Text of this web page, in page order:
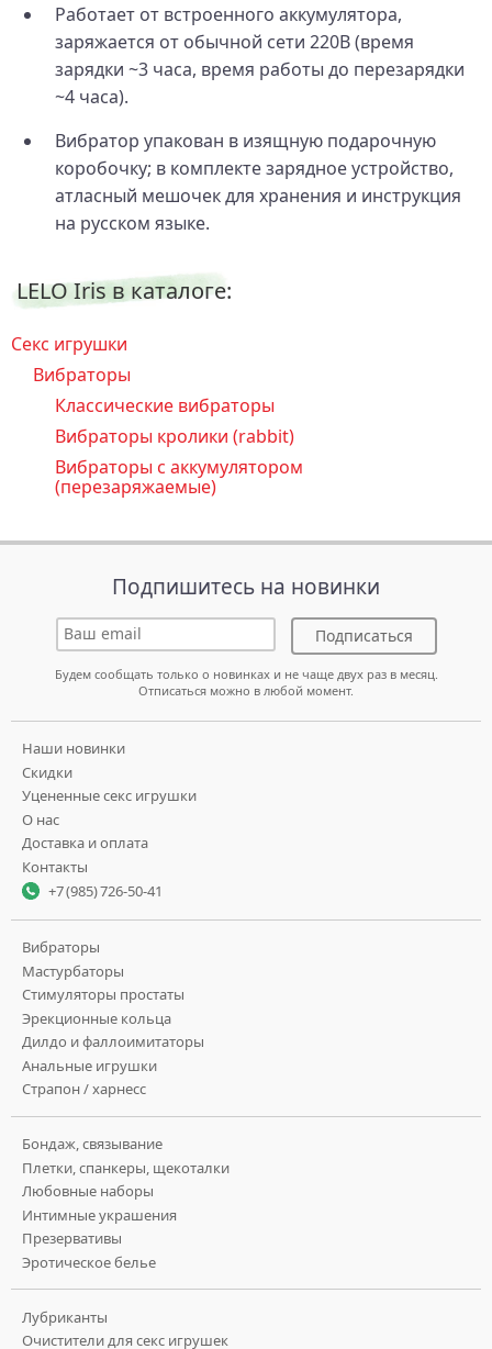
Работает от встроенного аккумулятора,
заряжается от обычной сети 220В (время
зарядки ~3 часа, время работы до перезарядки
~4 часа).
Вибратор упакован в изящную подарочную
коробочку; в комплекте зарядное устройство,
атласный мешочек для хранения и инструкция
на русском языке.
LELO Iris в каталоге:
Секс игрушки
Вибраторы
Классические вибраторы
Вибраторы кролики (rabbit)
Вибраторы с аккумулятором
(перезаряжаемые)
Подпишитесь на новинки
Подписаться
Будем сообщать только о новинках и не чаще двух раз в месяц.
Отписаться можно в любой момент.
Наши новинки
Скидки
Уцененные секс игрушки
О нас
Доставка и оплата
Контакты
+7 (985) 726-50-41
Вибраторы
Мастурбаторы
Стимуляторы простаты
Эрекционные кольца
Дилдо и фаллоимитаторы
Анальные игрушки
Страпон / харнесс
Бондаж, связывание
Плетки, спанкеры, щекоталки
Любовные наборы
Интимные украшения
Презервативы
Эротическое белье
Лубриканты
Очистители для секс игрушек